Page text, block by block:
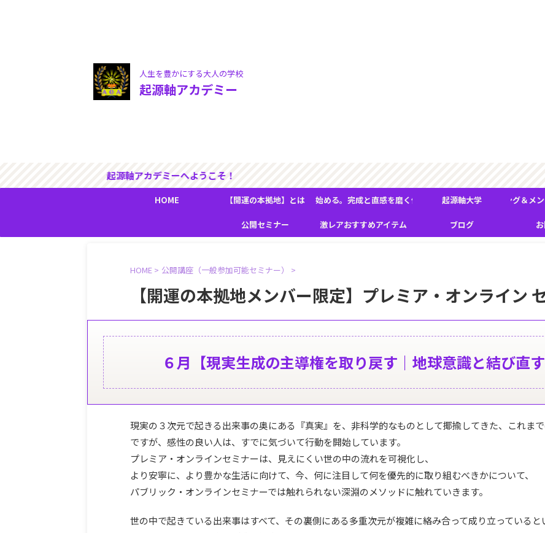
人生を豊かにする大人の学校
起源軸アカデミー
起源軸アカデミーへようこそ！ 物質的な現象の奥に
HOME 【開運の本拠地】とは
『人生の流れ』が変わり始める。完成と直感を磨く体験型フィールドワーク
起源軸大学
ＢＭＳヒーリング＆メ
公開セミナー 激レアおすすめアイテム ブログ
HOME > 公開講座（一般参加可能セミナー） >
【開運の本拠地メンバー限定】プレミア・オンライン
６月【現実生成の主導権を取り戻す｜地球意識と結び直
現実の３次元で起きる出来事の奥にある『真実』を、非科学的なものとして揶揄してきた、これまで
ですが、感性の良い人は、すでに気づいて行動を開始しています。
プレミア・オンラインセミナーは、見えにくい世の中の流れを可視化し、
より安寧に、より豊かな生活に向けて、今、何に注目して何を優先的に取り組むべきかについて、
パブリック・オンラインセミナーでは触れられない深淵のメソッドに触れていきます。
世の中で起きている出来事はすべて、その裏側にある多重次元が複雑に絡み合って成り立っている